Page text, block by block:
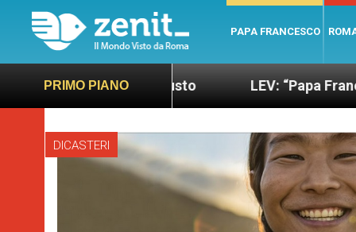
PAPA FRANCESCO
PRIMO PIANO
più sano e giusto LEV: “Papa Francesco. Un
DICASTERI